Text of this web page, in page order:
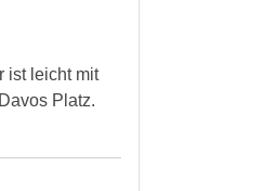
ist leicht mit
Platz.